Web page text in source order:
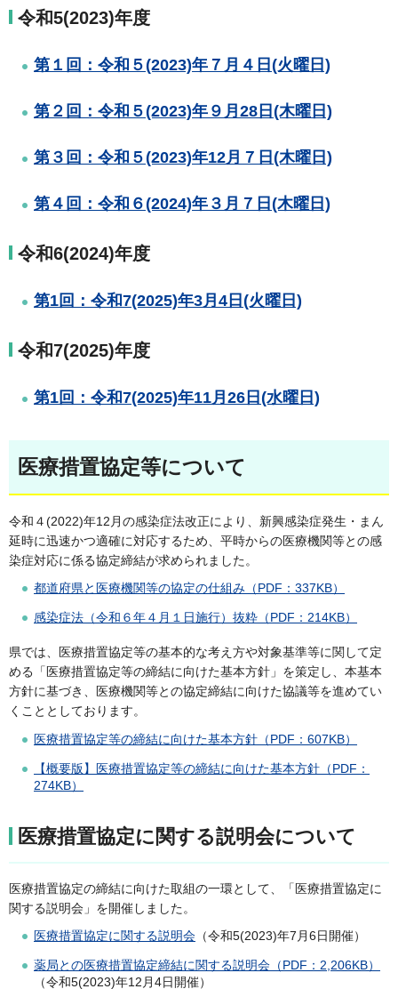
令和5(2023)年度
第１回：令和５(2023)年７月４日(火曜日)
第２回：令和５(2023)年９月28日(木曜日)
第３回：令和５(2023)年12月７日(木曜日)
第４回：令和６(2024)年３月７日(木曜日)
令和6(2024)年度
第1回：令和7(2025)年3月4日(火曜日)
令和7(2025)年度
第1回：令和7(2025)年11月26日(水曜日)
医療措置協定等について
令和４(2022)年12月の感染症法改正により、新興感染症発生・まん
延時に迅速かつ適確に対応するため、平時からの医療機関等との感
染症対応に係る協定締結が求められました。
都道府県と医療機関等の協定の仕組み（PDF：337KB）
感染症法（令和６年４月１日施行）抜粋（PDF：214KB）
県では、医療措置協定等の基本的な考え方や対象基準等に関して定
める「医療措置協定等の締結に向けた基本方針」を策定し、本基本
方針に基づき、医療機関等との協定締結に向けた協議等を進めてい
くこととしております。
医療措置協定等の締結に向けた基本方針（PDF：607KB）
【概要版】医療措置協定等の締結に向けた基本方針（PDF：
274KB）
医療措置協定に関する説明会について
医療措置協定の締結に向けた取組の一環として、「医療措置協定に
関する説明会」を開催しました。
医療措置協定に関する説明会 （令和5(2023)年7月6日開催）
薬局との医療措置協定締結に関する説明会（PDF：2,206KB）
（令和5(2023)年12月4日開催）